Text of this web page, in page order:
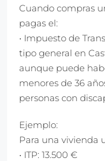
Cuando compras
pagas el:
• Impuesto de
tipo general en
aunque puede
menores de 36
personas con
Ejemplo:
Para una vivienda
• ITP: 13.500 €